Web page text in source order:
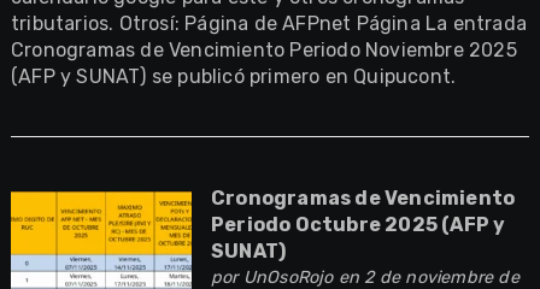
tributarios. Otrosí: Página de AFPnet Página La entrada
Cronogramas de Vencimiento Periodo Noviembre 2025
(AFP y SUNAT) se publicó primero en Quipucont.
Cronogramas de Vencimiento
Periodo Octubre 2025 (AFP y
SUNAT)
por UnOsoRojoen 2 de noviembre de